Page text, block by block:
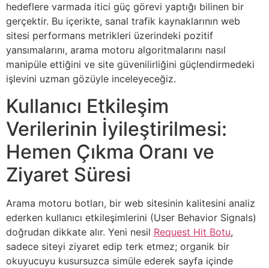
hedeflere varmada itici güç görevi yaptığı bilinen bir
gerçektir. Bu içerikte, sanal trafik kaynaklarının web
sitesi performans metrikleri üzerindeki pozitif
yansımalarını, arama motoru algoritmalarını nasıl
manipüle ettiğini ve site güvenilirliğini güçlendirmedeki
işlevini uzman gözüyle inceleyeceğiz.
Kullanıcı Etkileşim
Verilerinin İyileştirilmesi:
Hemen Çıkma Oranı ve
Ziyaret Süresi
Arama motoru botları, bir web sitesinin kalitesini analiz
ederken kullanıcı etkileşimlerini (User Behavior Signals)
doğrudan dikkate alır. Yeni nesil Request Hit Botu,
sadece siteyi ziyaret edip terk etmez; organik bir
okuyucuyu kusursuzca simüle ederek sayfa içinde